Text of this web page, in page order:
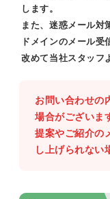
します。
また、迷惑メール対
ドメインのメール受
改めて当社スタッフ
お問い合わせの
場合がございま
提案やご紹介の
し上げられない